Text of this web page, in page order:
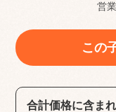
営
この
合計価格に含ま